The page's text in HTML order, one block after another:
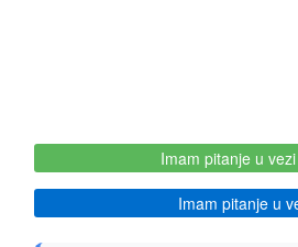
Imam pitanje u
Imam pitanje u